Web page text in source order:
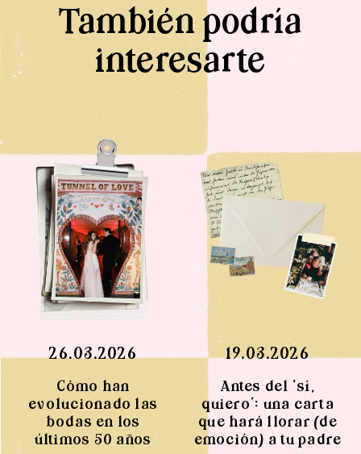
También podría
interesarte
26.03.2026
Cómo han
evolucionado las
bodas en los
últimos 50 años
19.03.2026
Antes del ‘sí,
quiero’: una carta
que hará llorar (de
emoción) a tu padre